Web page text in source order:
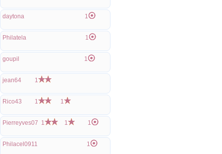
daytona 1
Philatela 1
goupil 1
jean64 1
Rico43 1 1
Pierreyves07 1 1 1
Philacel0911 1